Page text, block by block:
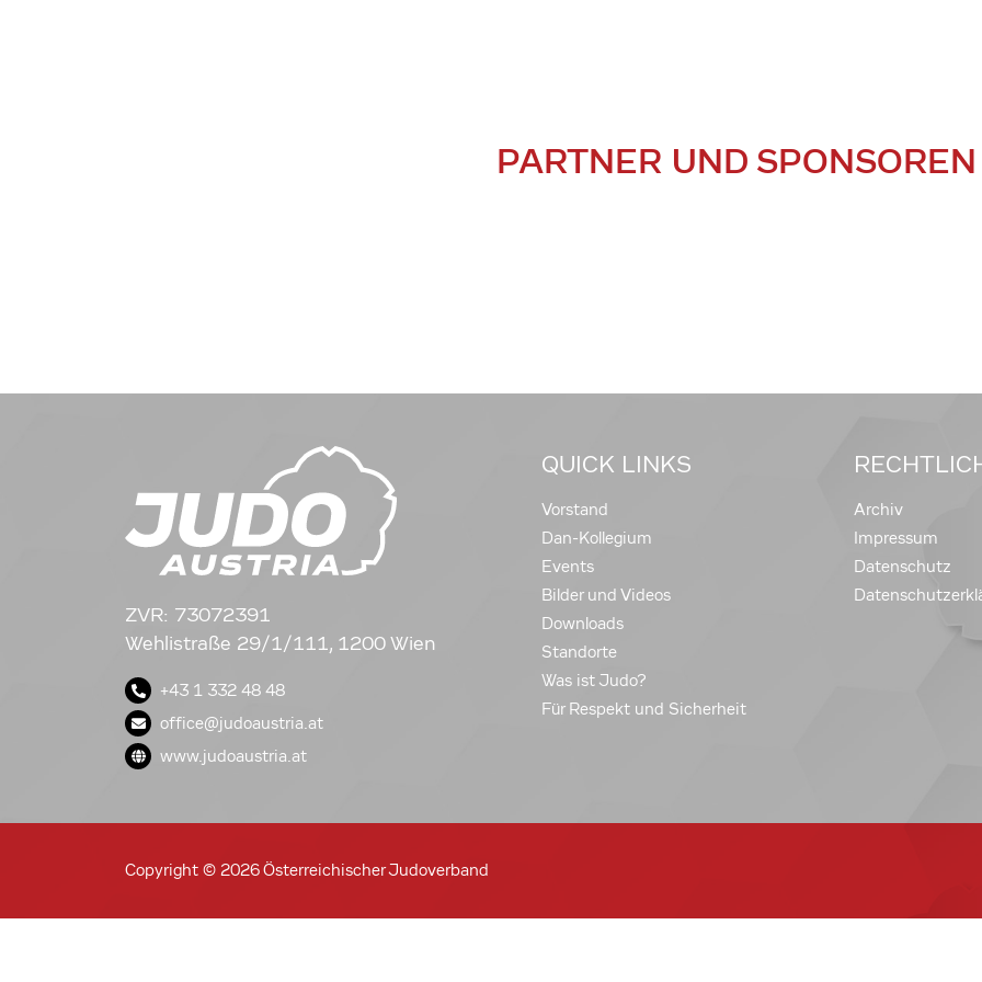
PARTNER UND SPONSOREN
ZVR: 73072391
Wehlistraße 29/1/111, 1200 Wien
+43 1 332 48 48
office@judoaustria.at
www.judoaustria.at
QUICK LINKS
Vorstand
Dan-Kollegium
Events
Bilder und Videos
Downloads
Standorte
Was ist Judo?
Für Respekt und Sicherheit
Archiv
Impressum
Datenschutz
Copyright © 2026 Österreichischer Judoverband